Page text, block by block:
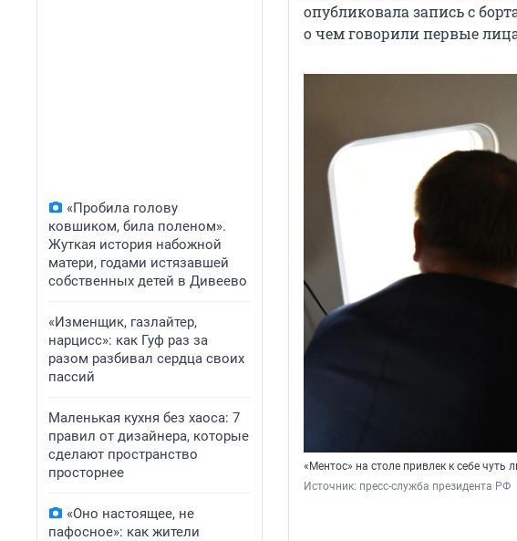
«Пробила голову
ковшиком, била поленом».
Жуткая история набожной
матери, годами истязавшей
собственных детей в Дивеево
«Изменщик, газлайтер,
нарцисс»: как Гуф раз за
разом разбивал сердца своих
пассий
Маленькая кухня без хаоса: 7
правил от дизайнера, которые
сделают пространство
просторнее
«Оно настоящее, не
пафосное»: как жители
опубликовала запись с
о чем говорили первые
«Ментос» на столе привлек к себе
Источник: пресс-служба президента РФ